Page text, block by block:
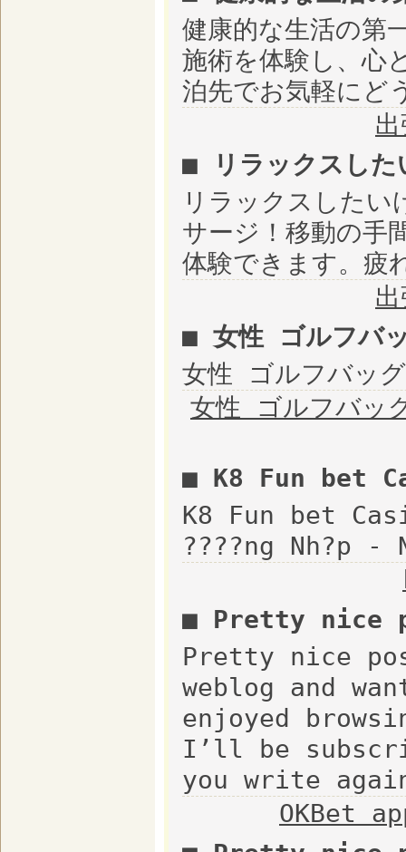
健康的な生活の第
施術を体験し、心
泊先でお気軽にど
■ リラックスした
リラックスしたい
サージ！移動の手
体験できます。疲
■ 女性 ゴルフバ
女性 ゴルフバッ
女性 ゴルフバッ
■ K8 Fun bet
K8 Fun bet
????ng Nh?p -
■ Pretty nice
Pretty nice
weblog and
enjoyed
I’ll be
you write
OKBet